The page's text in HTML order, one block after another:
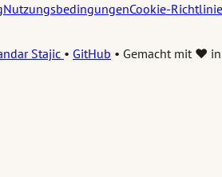
NutzungsbedingungenCookie-Richtlinie
Stajic • GitHub • Gemacht mit ❤️ in